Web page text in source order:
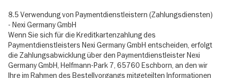
8.5 Verwendung von Paymentdienstleistern (Zahlungsdiensten)
- Nexi Germany GmbH
Wenn Sie sich für die Kreditkartenzahlung des
Paymentdienstleisters Nexi Germany GmbH entscheiden, erfolgt
die Zahlungsabwicklung über den Paymentdienstleister Nexi
Germany GmbH, Helfmann-Park 7, 65760 Eschborn, an den wir
Ihre im Rahmen des Bestellvorgangs mitgeteilten Informationen